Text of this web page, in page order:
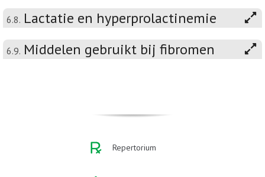
6.8. Lactatie en hyperprolactinemie
6.9. Middelen gebruikt bij fibromen
Repertorium